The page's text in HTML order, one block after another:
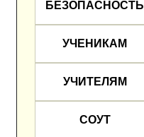
БЕЗОПАСНОСТЬ
УЧЕНИКАМ
УЧИТЕЛЯМ
СОУТ